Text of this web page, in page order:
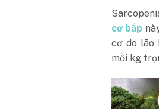
cơ bắp
cơ do lão
mỗi kg